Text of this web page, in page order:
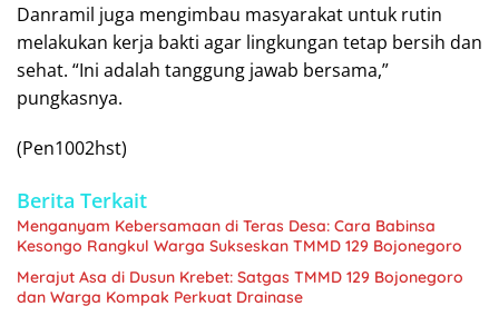
Danramil juga mengimbau masyarakat untuk rutin
melakukan kerja bakti agar lingkungan tetap bersih dan
sehat. “Ini adalah tanggung jawab bersama,”
pungkasnya.
(Pen1002hst)
Berita Terkait
Menganyam Kebersamaan di Teras Desa: Cara Babinsa
Kesongo Rangkul Warga Sukseskan TMMD 129 Bojonegoro
Merajut Asa di Dusun Krebet: Satgas TMMD 129 Bojonegoro
dan Warga Kompak Perkuat Drainase